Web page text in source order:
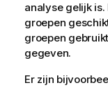
analyse gelijk
groepen
groepen
gegeven.
Er zijn